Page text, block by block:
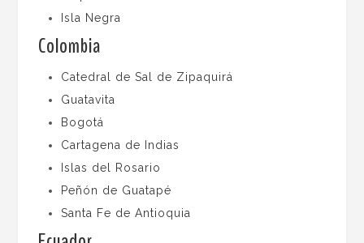
Isla Negra
Colombia
Catedral de Sal de Zipaquirá
Guatavita
Bogotá
Cartagena de Indias
Islas del Rosario
Peñón de Guatapé
Santa Fe de Antioquia